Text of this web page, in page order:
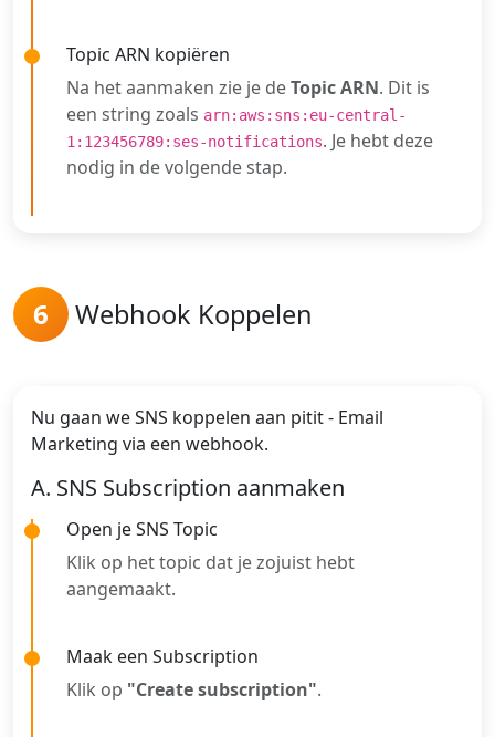
Topic ARN kopiëren
Na het aanmaken zie je deTopic ARN. Dit is
een string zoals arn:aws:sns:eu-central-
1:123456789:ses-notifications. Je hebt deze
nodig in de volgende stap.
6 Webhook Koppelen
Nu gaan we SNS koppelen aan pitit - Email
Marketing via een webhook.
A. SNS Subscription aanmaken
Open je SNS Topic
Klik op het topic dat je zojuist hebt
aangemaakt.
Maak een Subscription
Klik op "Create subscription".